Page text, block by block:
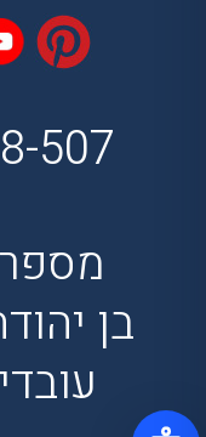
507
מספר